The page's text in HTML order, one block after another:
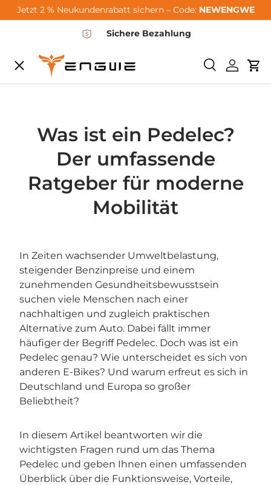
Vai al contenuto
Jetzt 2 % Neukundenrabatt sichern – Code: NEWENGWE
Sichere Bezahlung
Login
Menu
City-Sale
E-Bikes
Support
Was ist ein Pedelec?
Der umfassende
Ratgeber für moderne
Mobilität
In Zeiten wachsender Umweltbelastung,
steigender Benzinpreise und einem
zunehmenden Gesundheitsbewusstsein
suchen viele Menschen nach einer
nachhaltigen und zugleich praktischen
Alternative zum Auto. Dabei fällt immer
häufiger der Begriff Pedelec. Doch was ist ein
Pedelec genau? Wie unterscheidet es sich von
anderen E-Bikes? Und warum erfreut es sich in
Deutschland und Europa so großer
Beliebtheit?
In diesem Artikel beantworten wir die
wichtigsten Fragen rund um das Thema
Pedelec und geben Ihnen einen umfassenden
Überblick über die Funktionsweise, Vorteile,